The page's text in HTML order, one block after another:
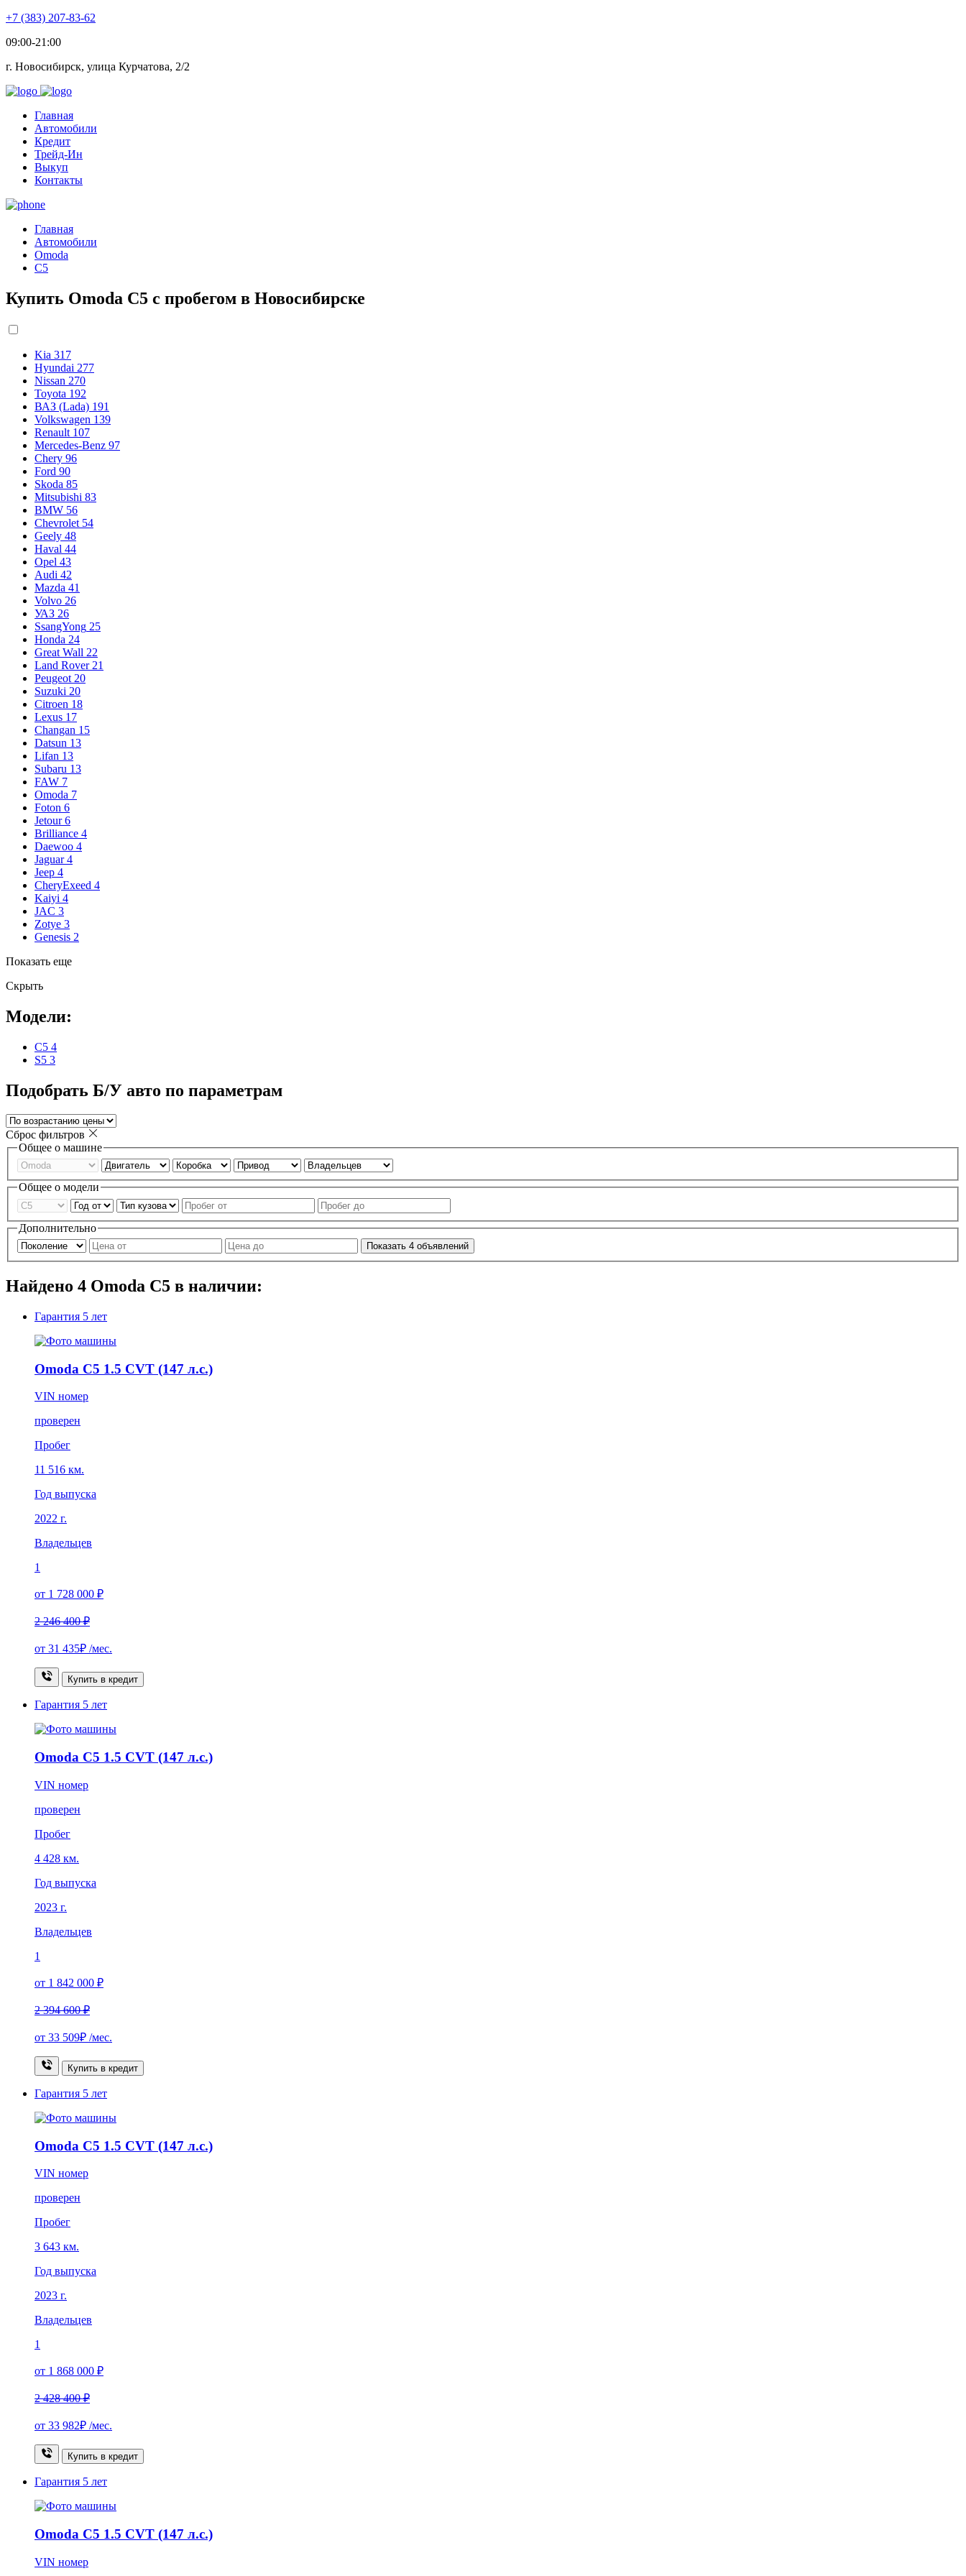
+7 (383) 207-83-62
09:00-21:00
г. Новосибирск, улица Курчатова, 2/2
Главная
Автомобили
Кредит
Трейд-Ин
Выкуп
Контакты
Главная
Автомобили
Omoda
C5
Купить Omoda C5 с пробегом в Новосибирске
Kia 317
Hyundai 277
Nissan 270
Toyota 192
ВАЗ (Lada) 191
Volkswagen 139
Renault 107
Mercedes-Benz 97
Chery 96
Ford 90
Skoda 85
Mitsubishi 83
BMW 56
Chevrolet 54
Geely 48
Haval 44
Opel 43
Audi 42
Mazda 41
Volvo 26
УАЗ 26
SsangYong 25
Honda 24
Great Wall 22
Land Rover 21
Peugeot 20
Suzuki 20
Citroen 18
Lexus 17
Changan 15
Datsun 13
Lifan 13
Subaru 13
FAW 7
Omoda 7
Foton 6
Jetour 6
Brilliance 4
Daewoo 4
Jaguar 4
Jeep 4
CheryExeed 4
Kaiyi 4
JAC 3
Zotye 3
Genesis 2
Показать еще
Скрыть
Модели:
C5 4
S5 3
Подобрать Б/У авто по параметрам
Сброс фильтров
Общее о машине
Общее о модели
Дополнительно
Показать 4 объявлений
Найдено 4 Omoda C5 в наличии:
Гарантия 5 лет
Omoda C5 1.5 CVT (147 л.с.)
VIN номер
проверен
Пробег
11 516 км.
Год выпуска
2022 г.
Владельцев
1
от 1 728 000 ₽
2 246 400 ₽
от 31 435₽ /мес.
Купить в кредит
Гарантия 5 лет
Omoda C5 1.5 CVT (147 л.с.)
VIN номер
проверен
Пробег
4 428 км.
Год выпуска
2023 г.
Владельцев
1
от 1 842 000 ₽
2 394 600 ₽
от 33 509₽ /мес.
Купить в кредит
Гарантия 5 лет
Omoda C5 1.5 CVT (147 л.с.)
VIN номер
проверен
Пробег
3 643 км.
Год выпуска
2023 г.
Владельцев
1
от 1 868 000 ₽
2 428 400 ₽
от 33 982₽ /мес.
Купить в кредит
Гарантия 5 лет
Omoda C5 1.5 CVT (147 л.с.)
VIN номер